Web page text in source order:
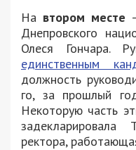
На втором месте
Днепровского
Олеся Гончара.
единственным
должность
го, за прошлый
Некоторую часть
задекларировала
ректора,